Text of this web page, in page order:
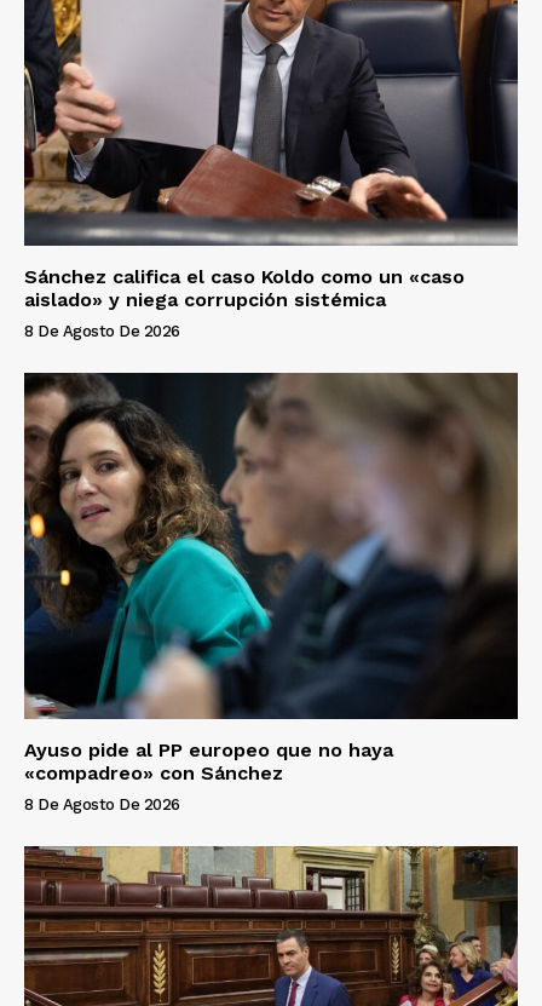
Sánchez califica el caso Koldo como un «caso
aislado» y niega corrupción sistémica
8 De Agosto De 2026
Ayuso pide al PP europeo que no haya
«compadreo» con Sánchez
8 De Agosto De 2026